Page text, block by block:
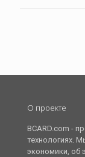
О проекте
BCARD.com -
технологиях.
экономики, об